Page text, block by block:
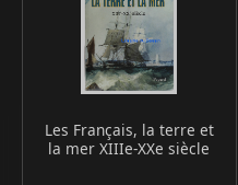
Les Français, la terre et
la mer XIIIe-XXe siècle